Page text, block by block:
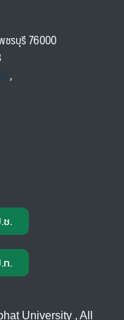
ชรบุรี 76000
,
ช.
ท.
University , All